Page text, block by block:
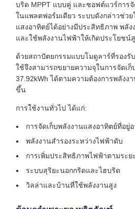
บริด MPPT แบบคู่ และซอฟต์แวร์การ
ในแพลตฟอร์มเดียว ระบบดังกล่าวช่วย
แสงอาทิตย์ได้อย่างมีประสิทธิภาพ พลัง
และใช้พลังงานไฟฟ้าให้เกิดประโยชน์
ด้วยสถาปัตยกรรมแบบโมดูลาร์ที่รองรั
ใช้จึงสามารถขยายความจุในการจัดเ
37.92kWh ได้ตามความต้องการพลังง
ขึ้น
การใช้งานทั่วไป ได้แก่:
การจัดเก็บพลังงานแสงอาทิตย์ที่อยู่
พลังงานสำรองระหว่างไฟฟ้าดับ
การเพิ่มประสิทธิภาพไฟฟ้าตามระย
ระบบสุริยะนอกกริดและไฮบริด
วิลล่าและบ้านที่ใช้พลังงานสูง